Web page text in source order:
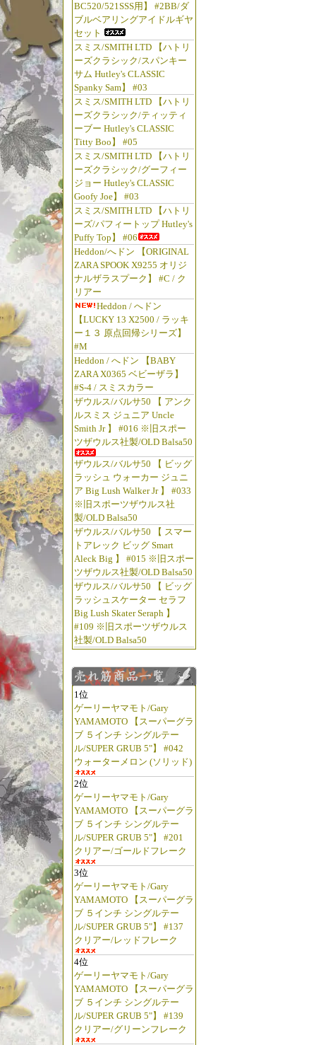
BC520/521SSS用】 #2BB/ダ
ブルベアリングアイドルギヤ
セット
スミス/SMITH LTD 【ハトリ
ーズクラシック/スパンキー
サム Hutley's CLASSIC
Spanky Sam】 #03
スミス/SMITH LTD 【ハトリ
ーズクラシック/ティッティ
ーブー Hutley's CLASSIC
Titty Boo】 #05
スミス/SMITH LTD 【ハトリ
ーズクラシック/グーフィー
ジョー Hutley's CLASSIC
Goofy Joe】 #03
スミス/SMITH LTD 【ハトリ
ーズ/パフィートップ Hutley's
Puffy Top】 #06
Heddon/へドン 【ORIGINAL
ZARA SPOOK X9255 オリジ
ナルザラスプーク】 #C / ク
リアー
Heddon / へドン
【LUCKY 13 X2500 / ラッキ
ー１３ 原点回帰シリーズ】
#M
Heddon / へドン 【BABY
ZARA X0365 ベビーザラ】
#S-4 / スミスカラー
ザウルス/バルサ50 【 アンク
ルスミス ジュニア Uncle
Smith Jr 】 #016 ※旧スポー
ツザウルス社製/OLD Balsa50
ザウルス/バルサ50 【 ビッグ
ラッシュ ウォーカー ジュニ
ア Big Lush Walker Jr 】 #033
※旧スポーツザウルス社
製/OLD Balsa50
ザウルス/バルサ50 【 スマー
トアレック ビッグ Smart
Aleck Big 】 #015 ※旧スポー
ツザウルス社製/OLD Balsa50
ザウルス/バルサ50 【 ビッグ
ラッシュスケーター セラフ
Big Lush Skater Seraph 】
#109 ※旧スポーツザウルス
社製/OLD Balsa50
1位
ゲーリーヤマモト/Gary
YAMAMOTO 【スーパーグラ
ブ ５インチ シングルテー
ル/SUPER GRUB 5"】 #042
ウォーターメロン (ソリッド)
2位
ゲーリーヤマモト/Gary
YAMAMOTO 【スーパーグラ
ブ ５インチ シングルテー
ル/SUPER GRUB 5"】 #201
クリアー/ゴールドフレーク
3位
ゲーリーヤマモト/Gary
YAMAMOTO 【スーパーグラ
ブ ５インチ シングルテー
ル/SUPER GRUB 5"】 #137
クリアー/レッドフレーク
4位
ゲーリーヤマモト/Gary
YAMAMOTO 【スーパーグラ
ブ ５インチ シングルテー
ル/SUPER GRUB 5"】 #139
クリアー/グリーンフレーク